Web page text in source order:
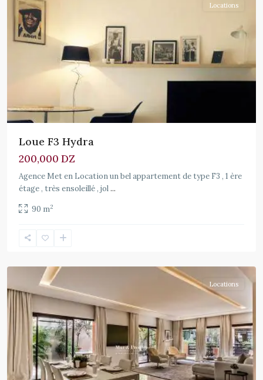
Locations
Loue F3 Hydra
200,000 DZ
Agence Met en Location un bel appartement de type F3 , 1 ère
étage , très ensoleillé , jol...
90 m2
Locations